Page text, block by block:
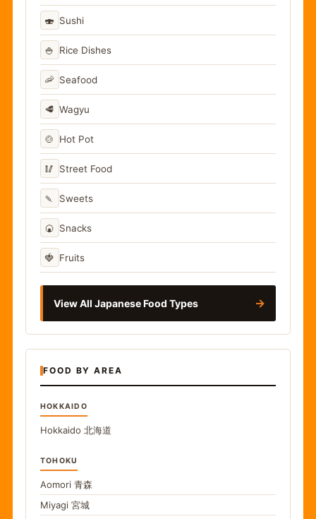
🍣 Sushi
🍚 Rice Dishes
🦐 Seafood
🥩 Wagyu
🍲 Hot Pot
🥢 Street Food
🍡 Sweets
🍘 Snacks
🍓 Fruits
View All Japanese Food Types →
FOOD BY AREA
HOKKAIDO
Hokkaido 北海道
TOHOKU
Aomori 青森
Miyagi 宮城